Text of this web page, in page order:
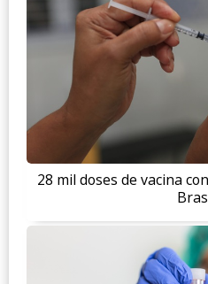
28 mil doses de vacina